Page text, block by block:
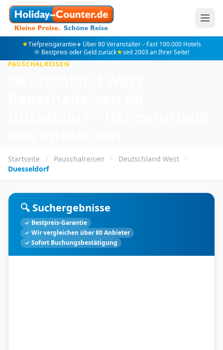
★Tiefpreisgarantie✈️ Über 80 Veranstalter✓Fast 100.000 Hotels
🌞 Bestpreis oder Geld zurück★seit 2003 an Ihrer Seite!
PAUSCHALREISEN
Startseite Pauschalreisen
Deutschland West
Duesseldorf
🔍 Suchergebnisse
✓ Bestpreis-Garantie
✓ Wir vergleichen über 80 Anbieter
✓ Sofort Buchungsbestätigung